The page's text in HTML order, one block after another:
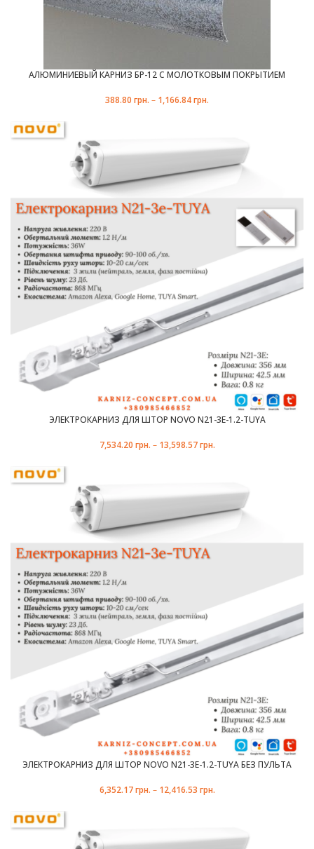
АЛЮМИНИЕВЫЙ КАРНИЗ БР-12 С МОЛОТКОВЫМ ПОКРЫТИЕМ
388.80 грн. – 1,166.84грн.
ЭЛЕКТРОКАРНИЗ ДЛЯ ШТОР NOVO N21-3E-1.2-TUYA
7,534.20 грн. – 13,598.57грн.
ЭЛЕКТРОКАРНИЗ ДЛЯ ШТОР NOVO N21-3E-1.2-TUYA БЕЗ ПУЛЬТА
6,352.17грн. – 12,416.53 грн.